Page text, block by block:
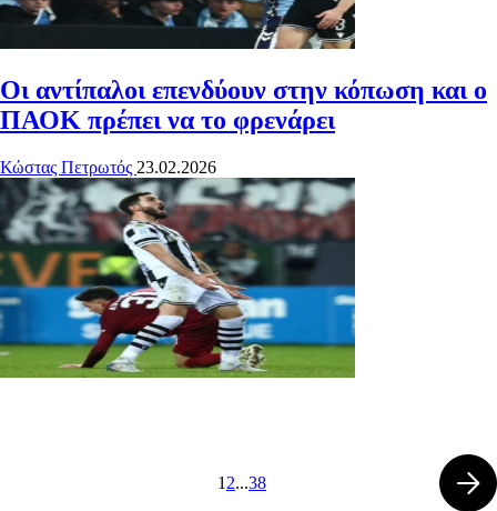
Οι αντίπαλοι επενδύουν στην κόπωση και ο
ΠΑΟΚ πρέπει να το φρενάρει
Κώστας Πετρωτός 23.02.2026
1 2...38